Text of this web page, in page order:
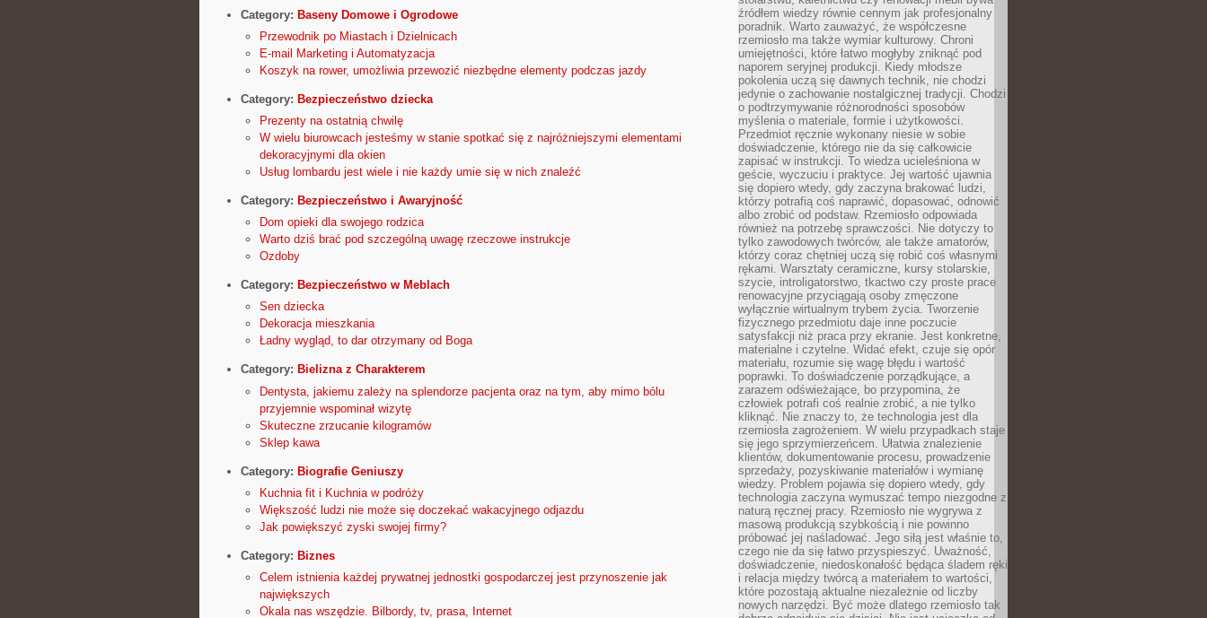
Category: Baseny Domowe i Ogrodowe
Przewodnik po Miastach i Dzielnicach
E-mail Marketing i Automatyzacja
Koszyk na rower, umożliwia przewozić niezbędne elementy podczas jazdy
Category: Bezpieczeństwo dziecka
Prezenty na ostatnią chwilę
W wielu biurowcach jesteśmy w stanie spotkać się z najróżniejszymi elementami
dekoracyjnymi dla okien
Usług lombardu jest wiele i nie każdy umie się w nich znaleźć
Category: Bezpieczeństwo i Awaryjność
Dom opieki dla swojego rodzica
Warto dziś brać pod szczególną uwagę rzeczowe instrukcje
Ozdoby
Category: Bezpieczeństwo w Meblach
Sen dziecka
Dekoracja mieszkania
Ładny wygląd, to dar otrzymany od Boga
Category: Bielizna z Charakterem
Dentysta, jakiemu zależy na splendorze pacjenta oraz na tym, aby mimo bólu
przyjemnie wspominał wizytę
Skuteczne zrzucanie kilogramów
Sklep kawa
Category: Biografie Geniuszy
Kuchnia fit i Kuchnia w podróży
Większość ludzi nie może się doczekać wakacyjnego odjazdu
Jak powiększyć zyski swojej firmy?
Category: Biznes
Celem istnienia każdej prywatnej jednostki gospodarczej jest przynoszenie jak
największych
Okala nas wszędzie. Bilbordy, tv, prasa, Internet
źródłem wiedzy równie cennym jak profesjonalny
poradnik. Warto zauważyć, że współczesne
rzemiosło ma także wymiar kulturowy. Chroni
umiejętności, które łatwo mogłyby zniknąć pod
naporem seryjnej produkcji. Kiedy młodsze
pokolenia uczą się dawnych technik, nie chodzi
jedynie o zachowanie nostalgicznej tradycji. Chodzi
o podtrzymywanie różnorodności sposobów
myślenia o materiale, formie i użytkowości.
Przedmiot ręcznie wykonany niesie w sobie
doświadczenie, którego nie da się całkowicie
zapisać w instrukcji. To wiedza ucieleśniona w
geście, wyczuciu i praktyce. Jej wartość ujawnia
się dopiero wtedy, gdy zaczyna brakować ludzi,
którzy potrafią coś naprawić, dopasować, odnowić
albo zrobić od podstaw. Rzemiosło odpowiada
również na potrzebę sprawczości. Nie dotyczy to
tylko zawodowych twórców, ale także amatorów,
którzy coraz chętniej uczą się robić coś własnymi
rękami. Warsztaty ceramiczne, kursy stolarskie,
szycie, introligatorstwo, tkactwo czy proste prace
renowacyjne przyciągają osoby zmęczone
wyłącznie wirtualnym trybem życia. Tworzenie
fizycznego przedmiotu daje inne poczucie
satysfakcji niż praca przy ekranie. Jest konkretne,
materialne i czytelne. Widać efekt, czuje się opór
materiału, rozumie się wagę błędu i wartość
poprawki. To doświadczenie porządkujące, a
zarazem odświeżające, bo przypomina, że
człowiek potrafi coś realnie zrobić, a nie tylko
kliknąć. Nie znaczy to, że technologia jest dla
rzemiosła zagrożeniem. W wielu przypadkach staje
się jego sprzymierzeńcem. Ułatwia znalezienie
klientów, dokumentowanie procesu, prowadzenie
sprzedaży, pozyskiwanie materiałów i wymianę
wiedzy. Problem pojawia się dopiero wtedy, gdy
technologia zaczyna wymuszać tempo niezgodne z
naturą ręcznej pracy. Rzemiosło nie wygrywa z
masową produkcją szybkością i nie powinno
próbować jej naśladować. Jego siłą jest właśnie to,
czego nie da się łatwo przyspieszyć. Uważność,
doświadczenie, niedoskonałość będąca śladem ręki
i relacja między twórcą a materiałem to wartości,
które pozostają aktualne niezależnie od liczby
nowych narzędzi. Być może dlatego rzemiosło tak